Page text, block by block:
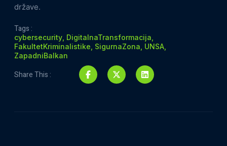
države.
Tags :
cybersecurity DigitalnaTransformacija
FakultetKriminalistike SigurnaZona UNSA
ZapadniBalkan
Share This :